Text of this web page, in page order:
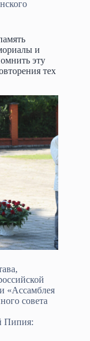
и
эту
тех
«Ассамблея
совета
Пипия: